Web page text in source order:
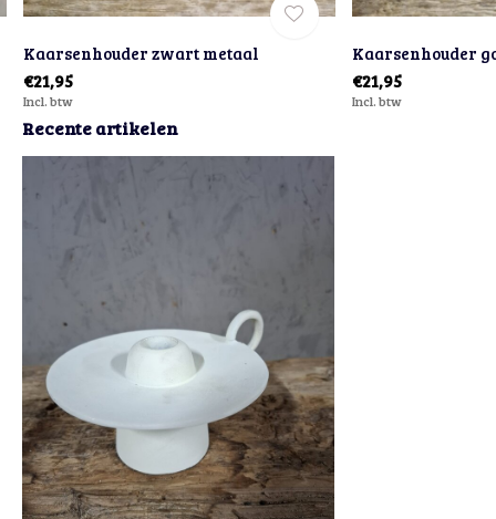
Kaarsenhouder zwart metaal
€21,95
Incl. btw
Kaarsenhouder
€21,95
Incl. btw
Recente artikelen